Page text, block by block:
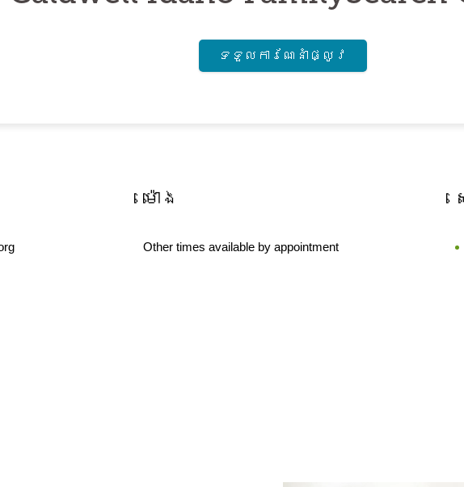
ទទួល​ការណែនាំ​ផ្លូវ
ម៉ោង
Other times available by appointment